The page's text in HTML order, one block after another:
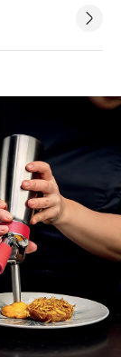
du
: 4 cm, 5.5 cm,